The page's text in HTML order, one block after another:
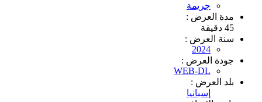
جريمة
مدة العرض :
45 دقيقة
سنة العرض :
2024
جودة العرض :
WEB-DL
بلد العرض :
إسبانيا